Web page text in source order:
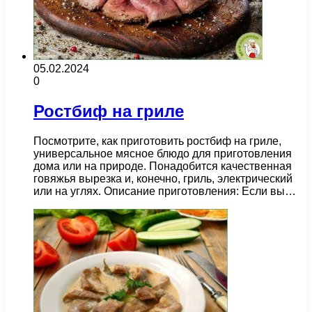
05.02.2024
0
Ростбиф на гриле
Посмотрите, как приготовить ростбиф на гриле,
универсальное мясное блюдо для приготовления
дома или на природе. Понадобится качественная
говяжья вырезка и, конечно, гриль, электрический
или на углях. Описание приготовления: Если вы…